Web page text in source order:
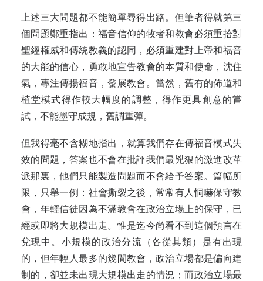
上述三大問題都不能簡單尋得出路。但筆者得就第三
個問題鄭重指出：福音信仰的牧者和教會必須重拾對
聖經權威和傳統教義的認同，必須重建對上帝和福音
的大能的信心，勇敢地宣告教會的本質和使命，沈住
氣，專注傳揚福音，發展教會。當然，舊有的佈道和
植堂模式得作較大幅度的調整，得作更具創意的嘗
試，不能墨守成規，舊調重彈。
但我得毫不含糊地指出，就算我們存在傳福音模式失
效的問題，答案也不會在批評我們最兇狠的激進改革
派那裏，他們只能製造問題而不會給予答案。篇幅所
限，只舉一例：社會撕裂之後，常常有人恫嚇保守教
會，年輕信徒因為不滿教會在政治立場上的保守，已
經或即將大規模出走。惟是迄今尚看不到這個預言在
兌現中。小規模的政治分流（各從其類）是有出現
的，但年輕人最多的幾間教會，政治立場都是偏向建
制的，卻並未出現大規模出走的情況；而政治立場最